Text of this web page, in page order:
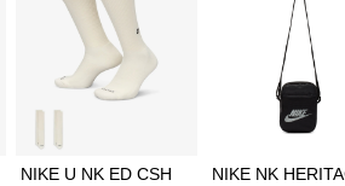
21家銀行
第一商業銀行
彰化商業銀行
NIKE U NK ED CSH
NIKE NK